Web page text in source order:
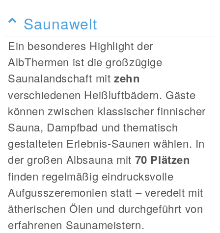
Saunawelt
Ein besonderes Highlight der
AlbThermen ist die großzügige
Saunalandschaft mitzehn
verschiedenen Heißluftbädern. Gäste
können zwischen klassischer finnischer
Sauna, Dampfbad und thematisch
gestalteten Erlebnis-Saunen wählen. In
der großen Albsauna mit 70 Plätzen
finden regelmäßig eindrucksvolle
Aufgusszeremonien statt – veredelt mit
ätherischen Ölen und durchgeführt von
erfahrenen Saunameistern.